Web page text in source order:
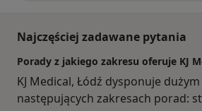
Najczęściej zadawane pytania
Porady z jakiego zakresu oferuje KJ
KJ Medical, Łódź dysponuje dużym
następujących zakresach porad: